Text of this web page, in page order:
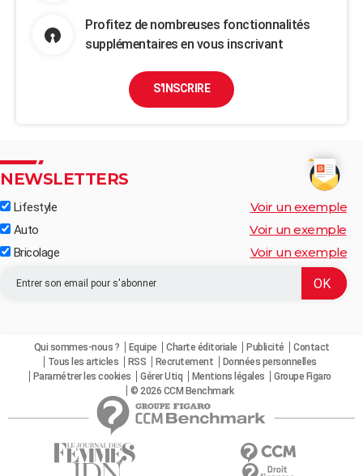
Profitez de nombreuses fonctionnalités
supplémentaires en vous inscrivant
S'INSCRIRE
NEWSLETTERS
Lifestyle Voir un exemple
Auto Voir un exemple
Bricolage Voir un exemple
Qui sommes-nous ? Equipe Charte éditoriale Publicité
Contact
Tous les articles
RSS Recrutement
Données personnelles
Paramétrer les cookies
Gérer Utiq Mentions légales
Groupe Figaro
© 2026 CCM Benchmark